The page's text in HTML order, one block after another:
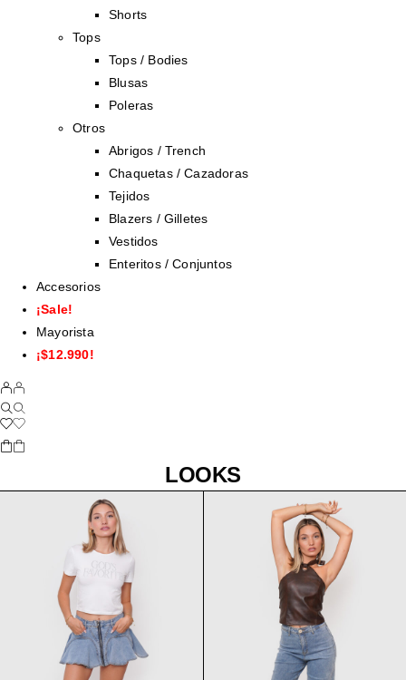
Shorts
Tops
Tops / Bodies
Blusas
Poleras
Otros
Abrigos / Trench
Chaquetas / Cazadoras
Tejidos
Blazers / Gilletes
Vestidos
Enteritos / Conjuntos
Accesorios
¡Sale!
Mayorista
¡$12.990!
LOOKS